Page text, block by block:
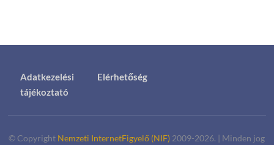
Adatkezelési
tájékoztató
Elérhetőség
© Copyright Nemzeti InternetFigyelő (NIF) 2009-2026. | Minden jog